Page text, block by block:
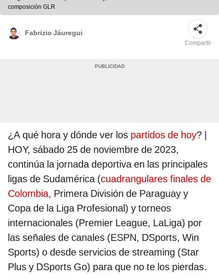
composición GLR
Fabrizio Jáuregui
Compartir
¿A qué hora y dónde ver los partidos de hoy? |
HOY, sábado 25 de noviembre de 2023,
continúa la jornada deportiva en las principales
ligas de Sudamérica (cuadrangulares finales de
Colombia, Primera División de Paraguay y
Copa de la Liga Profesional) y torneos
internacionales (Premier League, LaLiga) por
las señales de canales (ESPN, DSports, Win
Sports) o desde servicios de streaming (Star
Plus y DSports Go) para que no te los pierdas.